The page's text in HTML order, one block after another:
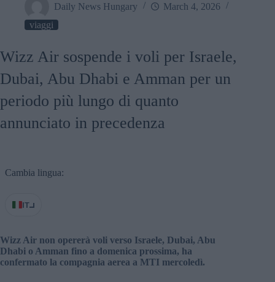
Daily News Hungary
March 4, 2026
viaggi
Wizz Air sospende i voli per Israele,
Dubai, Abu Dhabi e Amman per un
periodo più lungo di quanto
annunciato in precedenza
Cambia lingua:
IT
Wizz Air non opererà voli verso Israele, Dubai, Abu
Dhabi o Amman fino a domenica prossima, ha
confermato la compagnia aerea a MTI mercoledì.